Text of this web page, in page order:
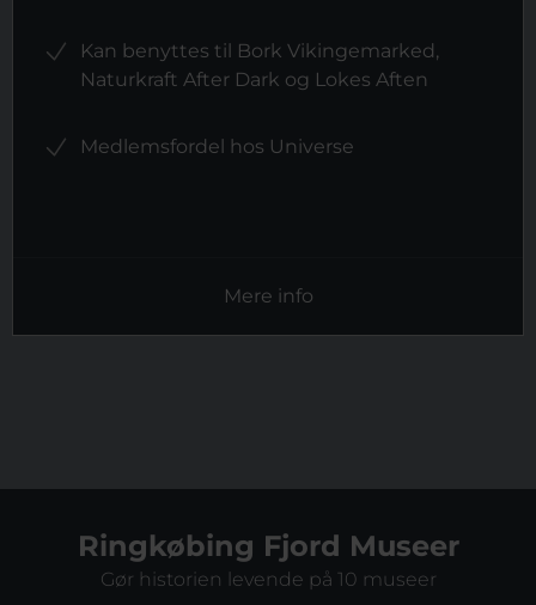
Kan benyttes til Bork Vikingemarked,
Naturkraft After Dark og Lokes Aften
Medlemsfordel hos Universe
Mere info
Ringkøbing Fjord Museer
Gør historien levende på 10 museer